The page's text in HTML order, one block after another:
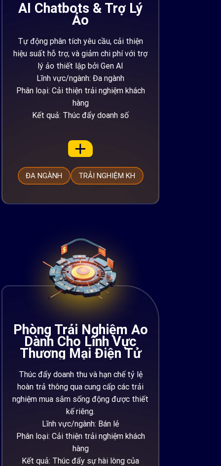
AI Chatbots & Trợ Lý
Ảo
Tự động phân tích yêu cầu, cải thiện
hiệu suất hỗ trợ, và giảm chi phí với trợ
lý ảo thiết lập bởi Gen AI
Lĩnh vực/ngành: Đa ngành
Phân loại: Cải thiện trải nghiệm khách
hàng
Kết quả: Thúc đẩy doanh số
ĐA NGÀNH TRẢI NGHIỆM KH
Phòng Trải Nghiệm Ảo
Dành Cho Lĩnh Vực
Thương Mại Điện Tử
Thúc đẩy doanh thu và hạn chế tỷ lệ
hoàn trả thông qua cung cấp các trải
nghiệm mua sắm sống động được thiết
kế riêng.
Lĩnh vực/ngành: Bán lẻ
Phân loại: Cải thiện trải nghiệm khách
hàng
Kết quả: Thúc đẩy sự hài lòng của